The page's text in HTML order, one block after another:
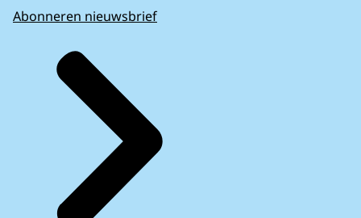
Abonneren nieuwsbrief